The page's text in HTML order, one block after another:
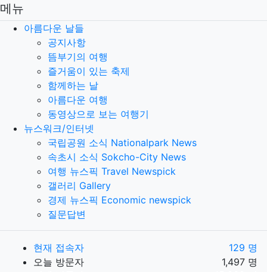
메뉴
아름다운 날들
공지사항
뜸부기의 여행
즐거움이 있는 축제
함께하는 날
아름다운 여행
동영상으로 보는 여행기
뉴스워크/인터넷
국립공원 소식 Nationalpark News
속초시 소식 Sokcho-City News
여행 뉴스픽 Travel Newspick
갤러리 Gallery
경제 뉴스픽 Economic newspick
질문답변
현재 접속자
129 명
오늘 방문자
1,497 명